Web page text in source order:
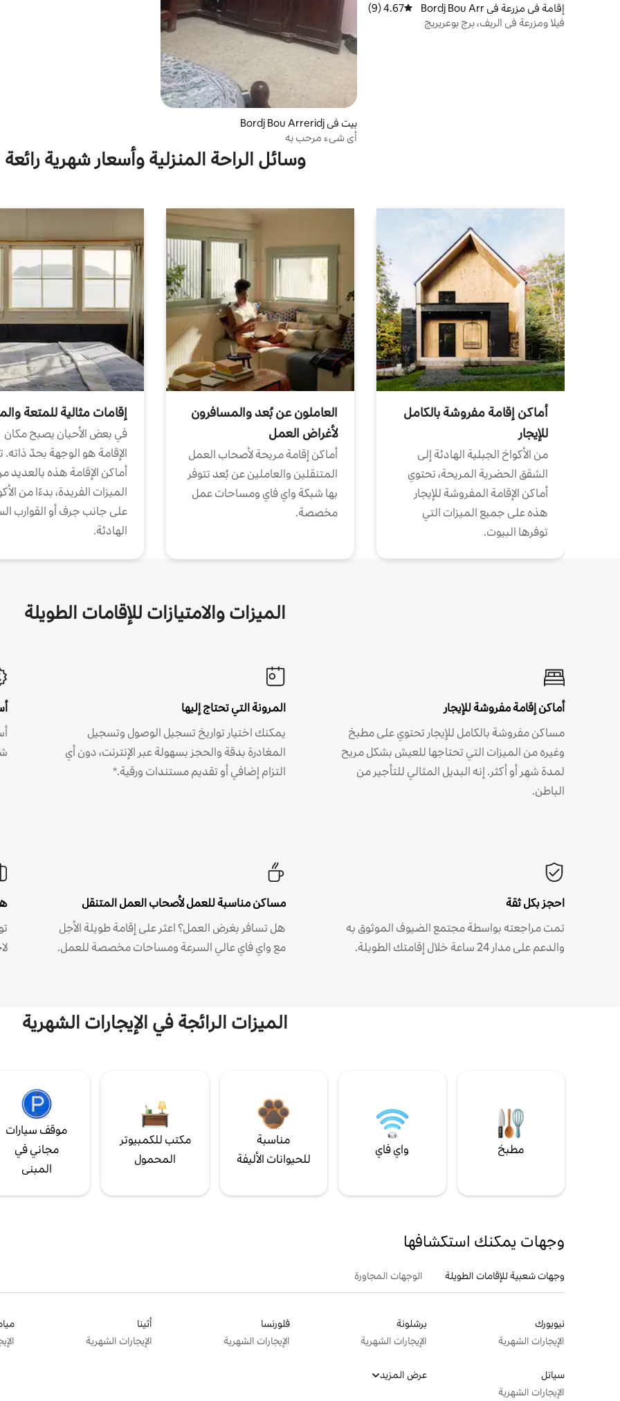
إقامة في مزرعة في Bordj Bou Arr
eridj
متوسط التقييم 4.67 من 5، 9 مراجعات
4.67 (9)
فيلا ومزرعة في الريف، برج بوعريريج
بيت في Bordj Bou Arreridj
أي شيء مرحب به
وسائل الراحة المنزلية وأسعار شهرية رائعة
أماكن إقامة مفروشة بالكامل
للإيجار
من الأكواخ الجبلية الهادئة إلى
الشقق الحضرية المريحة، تحتوي
أماكن الإقامة المفروشة للإيجار
هذه على جميع الميزات التي
توفرها البيوت.
العاملون عن بُعد والمسافرون
لأغراض العمل
أماكن إقامة مريحة لأصحاب العمل
المتنقلين والعاملين عن بُعد تتوفر
بها شبكة واي فاي ومساحات عمل
مخصصة.
إقامات مثالية للمتعة
في بعض الأحيان يصبح مكان
الإقامة هو الوجهة بحدّ
أماكن الإقامة هذه بالعديد
الميزات الفريدة، بدءًا من
على جانب جرف أو القوارب
الهادئة.
الميزات والامتيازات للإقامات الطويلة
أماكن إقامة مفروشة للإيجار
مساكن مفروشة بالكامل للإيجار تحتوي على مطبخ
وغيره من الميزات التي تحتاجها للعيش بشكل مريح
لمدة شهر أو أكثر. إنه البديل المثالي للتأجير من
الباطن.
المرونة التي تحتاج إليها
يمكنك اختيار تواريخ تسجيل الوصول وتسجيل
المغادرة بدقة والحجز بسهولة عبر الإنترنت، دون أي
التزام إضافي أو تقديم مستندات ورقية.*
احجز بكل ثقة
تمت مراجعته بواسطة مجتمع الضيوف الموثوق به
والدعم على مدار 24 ساعة خلال إقامتك الطويلة.
مساكن مناسبة للعمل لأصحاب العمل المتنقل
هل تسافر بغرض العمل؟ اعثر على إقامة طويلة الأجل
مع واي فاي عالي السرعة ومساحات مخصصة للعمل.
الميزات الرائجة في الإيجارات الشهرية
مطبخ واي فاي
مناسبة
للحيوانات الأليفة
مكتب للكمبيوتر
المحمول
موقف سيارات
مجاني في
المبنى
وجهات يمكنك استكشافها
وجهات شعبية للإقامات الطويلة الوجهات المجاورة
نيويورك
الإيجارات الشهرية
برشلونة
الإيجارات الشهرية
فلورنسا
الإيجارات الشهرية
أثينا
الإيجارات الشهرية
سياتل
الإيجارات الشهرية
عرض المزيد